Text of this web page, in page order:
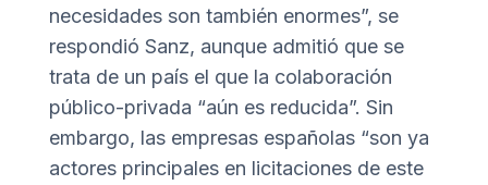
necesidades son también enormes”, se
respondió Sanz, aunque admitió que se
trata de un país el que la colaboración
público-privada “aún es reducida”. Sin
embargo, las empresas españolas “son ya
actores principales en licitaciones de este